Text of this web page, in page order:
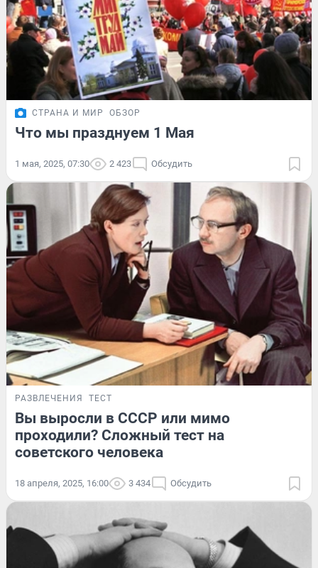
СТРАНА И МИР ОБЗОР
Что мы празднуем 1 Мая
1 мая, 2025, 07:30 2 423 Обсудить
РАЗВЛЕЧЕНИЯ ТЕСТ
Вы выросли в СССР или мимо
проходили? Сложный тест на
советского человека
18 апреля, 2025, 16:00 3 434 Обсудить